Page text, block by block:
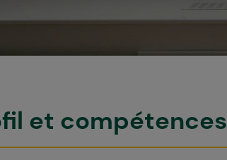
et compétences